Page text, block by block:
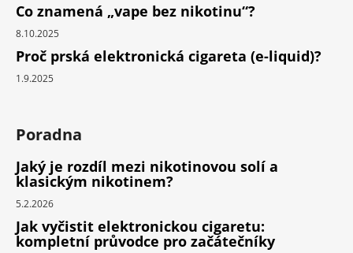
Co znamená „vape bez nikotinu“?
8.10.2025
Proč prská elektronická cigareta (e-liquid)?
1.9.2025
Poradna
Jaký je rozdíl mezi nikotinovou solí a
klasickým nikotinem?
5.2.2026
Jak vyčistit elektronickou cigaretu:
kompletní průvodce pro začátečníky